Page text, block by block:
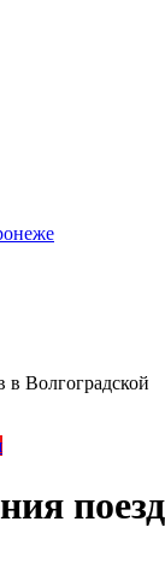
в Волгоградской